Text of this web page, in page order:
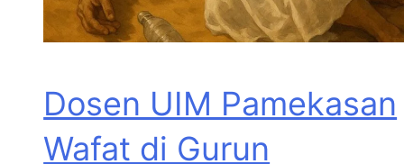
Dosen UIM Pamekasan
Wafat di Gurun